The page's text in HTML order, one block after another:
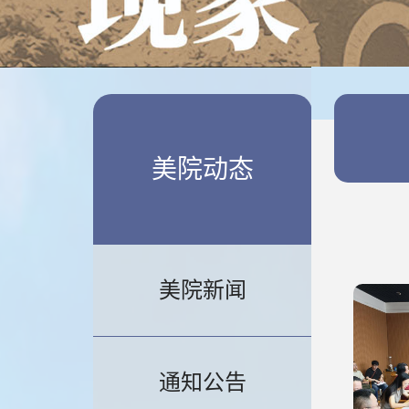
美院动态
美院新闻
通知公告